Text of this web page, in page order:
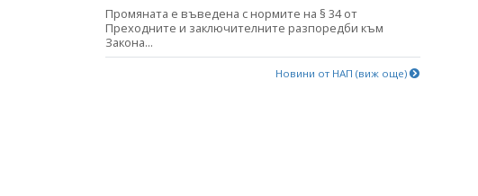
Промяната е въведена с нормите на § 34 от
Преходните и заключителните разпоредби към
Закона...
Новини от НАП (виж още)